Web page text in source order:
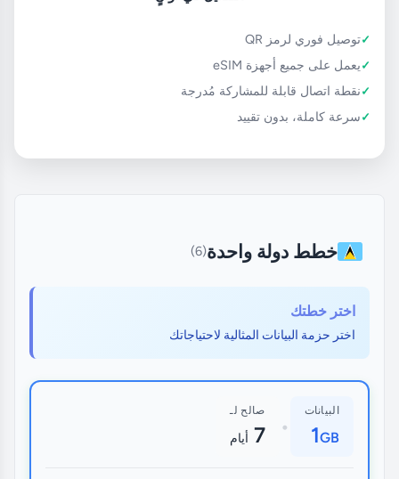
توصيل فوري لرمز QR
يعمل على جميع أجهزة eSIM
نقطة اتصال قابلة للمشاركة مُدرجة
سرعة كاملة، بدون تقييد
خطط دولة واحدة(6)
اختر خطتك
اختر حزمة البيانات المثالية لاحتياجاتك
البيانات
1GB
•
صالح لـ
7 أيام